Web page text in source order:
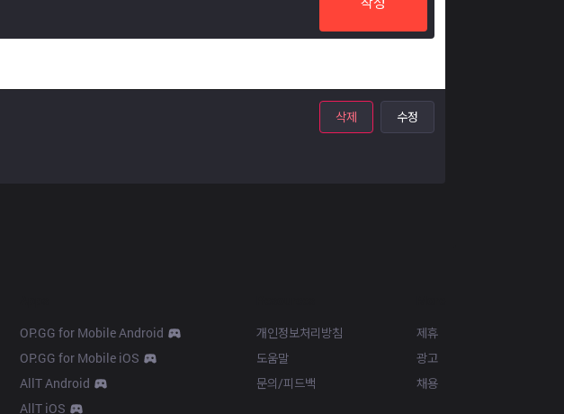
삭제 수정
OP.GG for Mobile Android
OP.GG for Mobile iOS
AllT Android
AllT iOS
개인정보처리방침
도움말
문의/피드백
제휴
광고
채용